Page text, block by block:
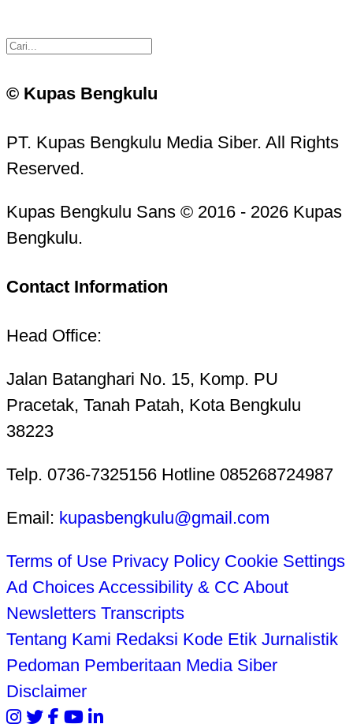
© Kupas Bengkulu
PT. Kupas Bengkulu Media Siber. All Rights
Reserved.
Kupas Bengkulu Sans © 2016 - 2026 Kupas
Bengkulu.
Contact Information
Head Office:
Jalan Batanghari No. 15, Komp. PU
Pracetak, Tanah Patah, Kota Bengkulu
38223
Telp. 0736-7325156 Hotline 085268724987
Email: kupasbengkulu@gmail.com
Terms of Use Privacy Policy Cookie Settings
Ad Choices Accessibility & CC About
Newsletters Transcripts
Tentang Kami Redaksi Kode Etik Jurnalistik
Pedoman Pemberitaan Media Siber
Disclaimer